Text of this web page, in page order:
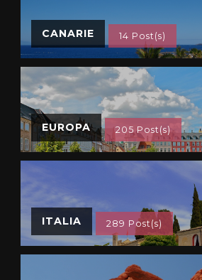
CANARIE 14 Post(s)
EUROPA 205 Post(s)
ITALIA 289 Post(s)